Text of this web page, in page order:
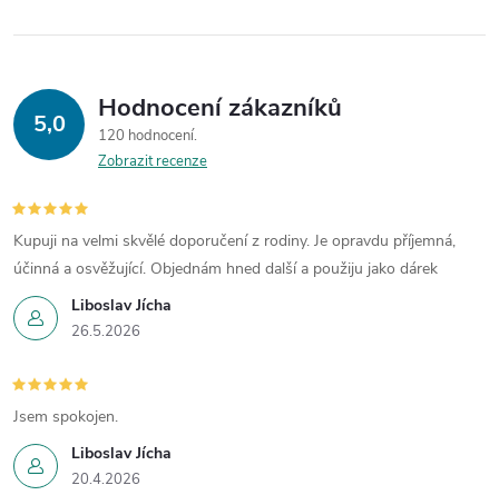
p
v
k
y
v
ý
p
i
s
u
5,0 Hodnocení zákazníků
120 hodnocení
Zobrazit recenze
Liboslav Jícha
26.5.2026
Kupuji na velmi skvělé doporučení z rodiny. Je opravdu příjemná,
účinná a osvěžující. Objednám hned další a použiju jako dárek
Liboslav Jícha
20.4.2026
Jsem spokojen.